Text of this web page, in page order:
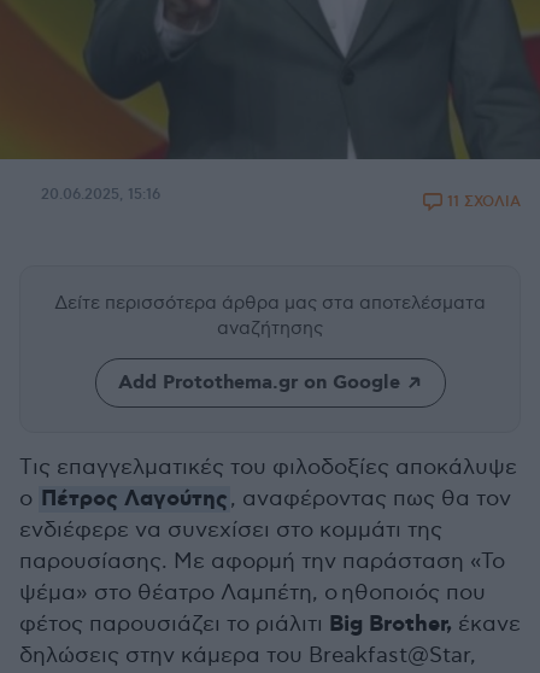
20.06.2025, 15:16 11 ΣΧΟΛΙΑ
Δείτε περισσότερα άρθρα μας στα αποτελέσματα
αναζήτησης
Add Protothema.gr on Google
Tις επαγγελματικές του φιλοδοξίες αποκάλυψε
ο Πέτρος Λαγούτης, αναφέροντας πως θα τον
ενδιέφερε να συνεχίσει στο κομμάτι της
παρουσίασης. Με αφορμή την παράσταση «Το
ψέμα» στο θέατρο Λαμπέτη, ο ηθοποιός που
φέτος παρουσιάζει το ριάλιτι Big Brother, έκανε
δηλώσεις στην κάμερα του Breakfast@Star,